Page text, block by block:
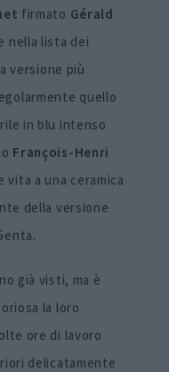
firmato Gérald
nella lista dei
versione più
quello
in blu intenso
François-Henri
vita a una ceramica
della versione
già visti, ma è
la loro
ore di lavoro
delicatamente